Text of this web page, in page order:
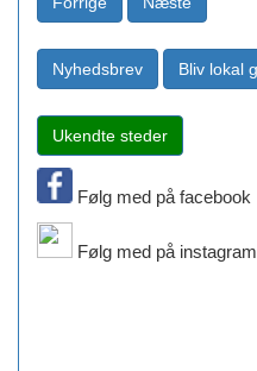
Følg med på facebook
Følg med på instagram